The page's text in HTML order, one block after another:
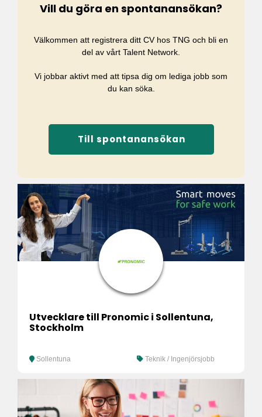
Vill du göra en spontanansökan?
Välkommen att registrera ditt CV hos TNG och bli en
del av vårt Talent Network.
Vi jobbar aktivt med att tipsa dig om lediga jobb som
du kan söka.
Till spontanansökan
Utvecklare till Pronomic i Sollentuna,
Stockholm
Sollentuna Teknik / Ingenjörsjobb